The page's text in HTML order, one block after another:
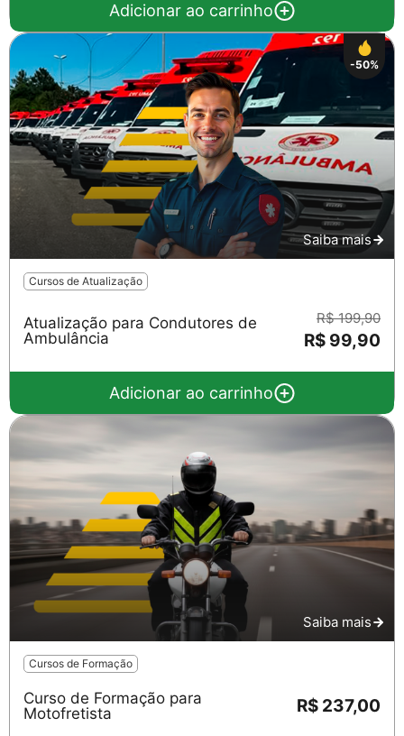
Salvar
Adicionar ao carrinho
-50%
Saiba mais
Cursos de Atualização
Atualização para Condutores de
Ambulância
R$ 199,90
R$ 99,90
Adicionar ao carrinho
Saiba mais
Cursos de Formação
Curso de Formação para
Motofretista
R$ 237,00